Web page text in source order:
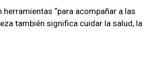
“para acompañar a las
también significa cuidar la salud, la